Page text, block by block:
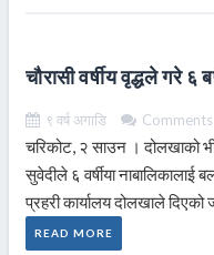
चौरासी वर्षीय वृद्धले गरे ६
९ वर्ष अगाडि Comments
चरिकोट, २ साउन । दोलखाको
सुवेदीले ६ वर्षीया नाबालिकालाई
प्रहरी कार्यालय दोलखाले दिएको
READ MORE